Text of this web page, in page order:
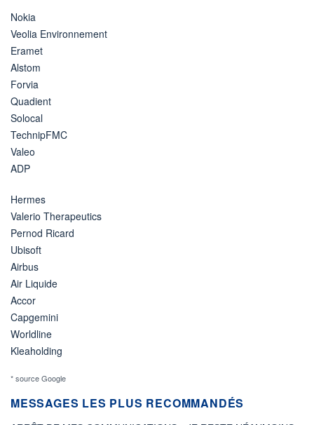
Nokia
Veolia Environnement
Eramet
Alstom
Forvia
Quadient
Solocal
TechnipFMC
Valeo
ADP
Hermes
Valerio Therapeutics
Pernod Ricard
Ubisoft
Airbus
Air Liquide
Accor
Capgemini
Worldline
Kleaholding
* source Google
MESSAGES LES PLUS RECOMMANDÉS